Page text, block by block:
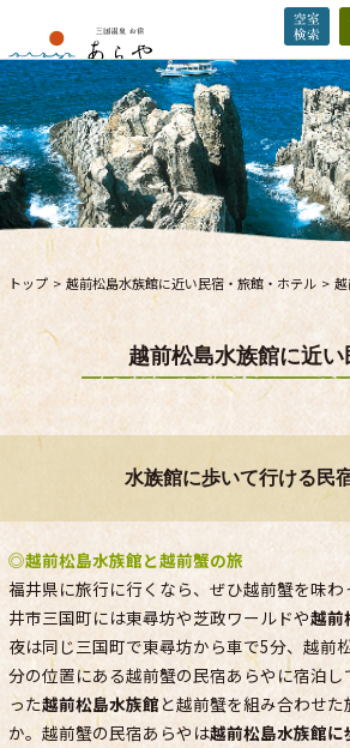
トップ >越前松島水族館に近い民宿・旅館・ホテル >
越前松島水族館に近い
水族館に歩いて行ける民
◎越前松島水族館と越前蟹の旅
福井県に旅行に行くなら、ぜひ越前蟹を味
井市三国町には東尋坊や芝政ワールドや越前
夜は同じ三国町で東尋坊から車で5分、越前
分の位置にある越前蟹の民宿あらやに宿泊
った越前松島水族館と越前蟹を組み合わせた
か。越前蟹の民宿あらやは越前松島水族館